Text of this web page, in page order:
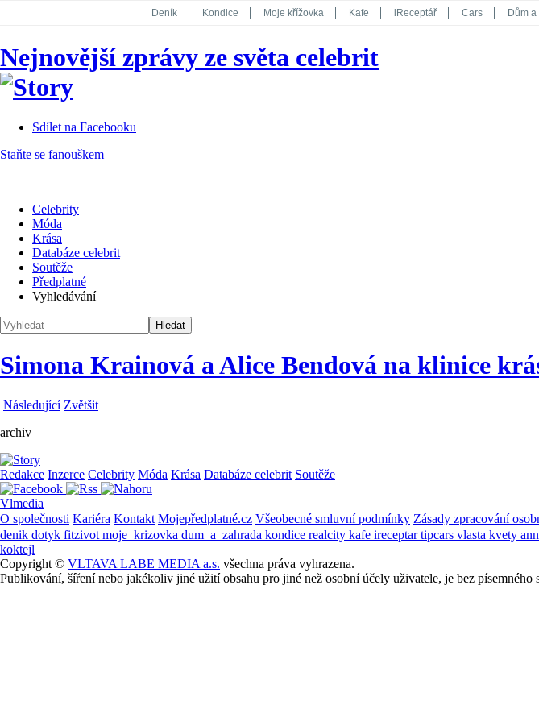
Deník Kondice Moje křížovka Kafe iReceptář Cars Dům
Koktejl
Nejnovější zprávy ze světa celebrit
Sdílet na Facebooku
Staňte se fanouškem
Celebrity
Móda
Krása
Databáze celebrit
Soutěže
Předplatné
Vyhledávání
Simona Krainová a Alice Bendová na klinice
Následující Zvětšit
archiv
Redakce Inzerce Celebrity Móda Krása Databáze celebrit Soutěže
Vlmedia
O společnosti Kariéra Kontakt Mojepředplatné.cz Všeobecné smluvní podmínky Zásady zpracování
denik dotyk fitzivot moje_krizovka dum_a_zahrada kondice realcity kafe ireceptartipcars vlasta kvety
koktejl
Copyright © VLTAVA LABE MEDIA a.s. všechna práva vyhrazena.
Publikování, šíření nebo jakékoliv jiné užití obsahu pro jiné než osobní účely uživatele, je bez